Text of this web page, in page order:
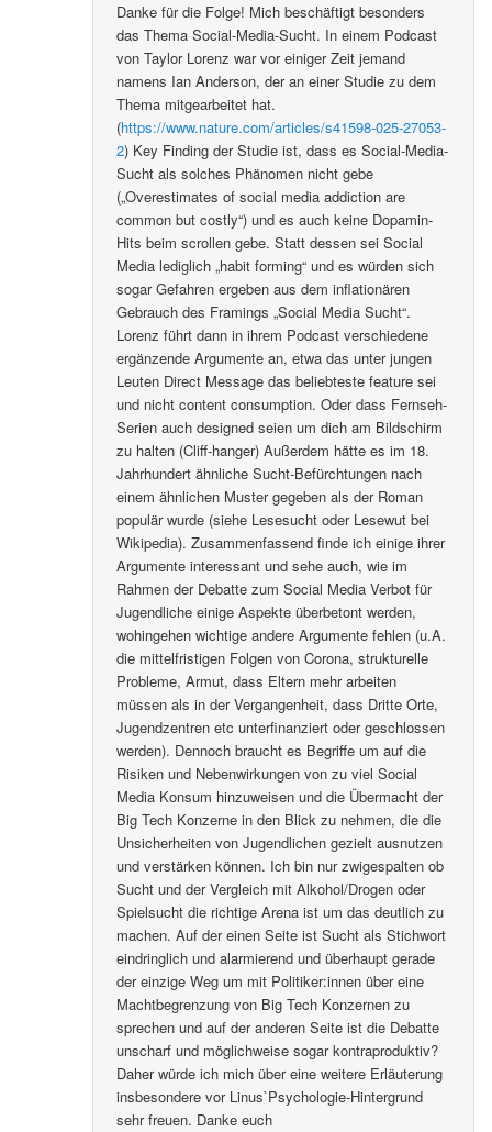
Danke für die Folge! Mich beschäftigt besonders
das Thema Social-Media-Sucht. In einem Podcast
von Taylor Lorenz war vor einiger Zeit jemand
namens Ian Anderson, der an einer Studie zu dem
Thema mitgearbeitet hat.
(https://www.nature.com/articles/s41598-025-27053-
2) Key Finding der Studie ist, dass es Social-Media-
Sucht als solches Phänomen nicht gebe
(„Overestimates of social media addiction are
common but costly“) und es auch keine Dopamin-
Hits beim scrollen gebe. Statt dessen sei Social
Media lediglich „habit forming“ und es würden sich
sogar Gefahren ergeben aus dem inflationären
Gebrauch des Framings „Social Media Sucht“.
Lorenz führt dann in ihrem Podcast verschiedene
ergänzende Argumente an, etwa das unter jungen
Leuten Direct Message das beliebteste feature sei
und nicht content consumption. Oder dass Fernseh-
Serien auch designed seien um dich am Bildschirm
zu halten (Cliff-hanger) Außerdem hätte es im 18.
Jahrhundert ähnliche Sucht-Befürchtungen nach
einem ähnlichen Muster gegeben als der Roman
populär wurde (siehe Lesesucht oder Lesewut bei
Wikipedia). Zusammenfassend finde ich einige ihrer
Argumente interessant und sehe auch, wie im
Rahmen der Debatte zum Social Media Verbot für
Jugendliche einige Aspekte überbetont werden,
wohingehen wichtige andere Argumente fehlen (u.A.
die mittelfristigen Folgen von Corona, strukturelle
Probleme, Armut, dass Eltern mehr arbeiten
müssen als in der Vergangenheit, dass Dritte Orte,
Jugendzentren etc unterfinanziert oder geschlossen
werden). Dennoch braucht es Begriffe um auf die
Risiken und Nebenwirkungen von zu viel Social
Media Konsum hinzuweisen und die Übermacht der
Big Tech Konzerne in den Blick zu nehmen, die die
Unsicherheiten von Jugendlichen gezielt ausnutzen
und verstärken können. Ich bin nur zwigespalten ob
Sucht und der Vergleich mit Alkohol/Drogen oder
Spielsucht die richtige Arena ist um das deutlich zu
machen. Auf der einen Seite ist Sucht als Stichwort
eindringlich und alarmierend und überhaupt gerade
der einzige Weg um mit Politiker:innen über eine
Machtbegrenzung von Big Tech Konzernen zu
sprechen und auf der anderen Seite ist die Debatte
unscharf und möglichweise sogar kontraproduktiv?
Daher würde ich mich über eine weitere Erläuterung
insbesondere vor Linus`Psychologie-Hintergrund
sehr freuen. Danke euch